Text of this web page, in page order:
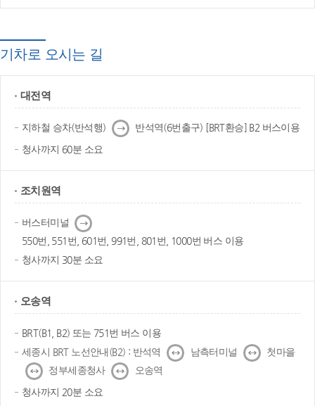
기차로 오시는 길
대전역
지하철 승차(반석행) 다
음
반석역(6번출구) [BRT환승] B2 버스이용
청사까지 60분 소요
조치원역
버스터미널 다
음
550번, 551번, 601번, 991번, 801번, 1000번 버스 이용
청사까지 30분 소요
오송역
BRT(B1, B2) 또는 751번 버스 이용
세종시 BRT 노선안내(B2) : 반석역
↔ 남측터미널 ↔
첫마을
↔
정부세종청사 ↔
오송역
청사까지 20분 소요